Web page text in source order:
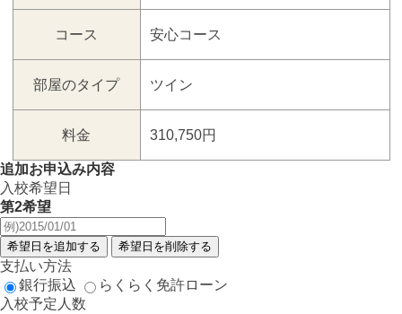
コース 安心コース
部屋のタイプ ツイン
料金 310,750円
追加お申込み内容
入校希望日
第2希望
支払い方法
銀行振込
らくらく免許ローン
入校予定人数